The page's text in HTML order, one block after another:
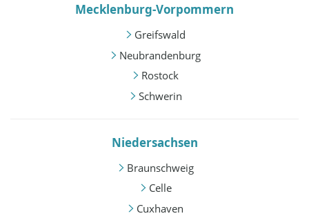
Mecklenburg-Vorpommern
Greifswald
Neubrandenburg
Rostock
Schwerin
Niedersachsen
Braunschweig
Celle
Cuxhaven